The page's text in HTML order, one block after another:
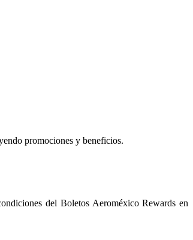
promociones y beneficios.
del Boletos Aeroméxico Rewards en